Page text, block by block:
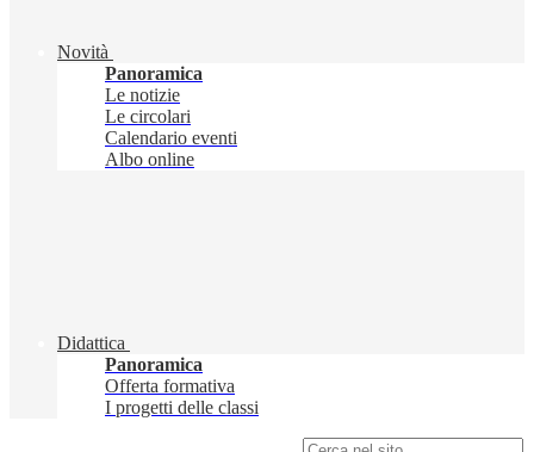
Novità
Panoramica
Le notizie
Le circolari
Calendario eventi
Albo online
Didattica
Panoramica
Offerta formativa
I progetti delle classi